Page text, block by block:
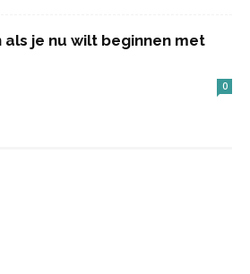
je nu wilt beginnen met
0